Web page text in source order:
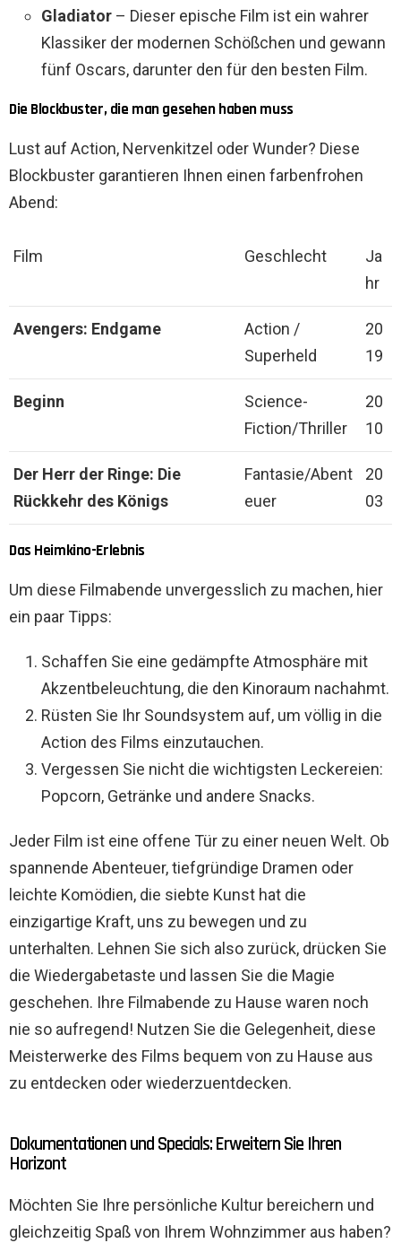
Gladiator – Dieser epische Film ist ein wahrer
Klassiker der modernen Schößchen und gewann
fünf Oscars, darunter den für den besten Film.
Die Blockbuster, die man gesehen haben muss
Lust auf Action, Nervenkitzel oder Wunder? Diese
Blockbuster garantieren Ihnen einen farbenfrohen
Abend:
Film Geschlecht
Ja
hr
Avengers: Endgame
Action /
Superheld
20
19
Beginn
Science-
Fiction/Thriller
20
10
Der Herr der Ringe: Die
Rückkehr des Königs
Fantasie/Abent
euer
20
03
Das Heimkino-Erlebnis
Um diese Filmabende unvergesslich zu machen, hier
ein paar Tipps:
Schaffen Sie eine gedämpfte Atmosphäre mit
Akzentbeleuchtung, die den Kinoraum nachahmt.
Rüsten Sie Ihr Soundsystem auf, um völlig in die
Action des Films einzutauchen.
Vergessen Sie nicht die wichtigsten Leckereien:
Popcorn, Getränke und andere Snacks.
Jeder Film ist eine offene Tür zu einer neuen Welt. Ob
spannende Abenteuer, tiefgründige Dramen oder
leichte Komödien, die siebte Kunst hat die
einzigartige Kraft, uns zu bewegen und zu
unterhalten. Lehnen Sie sich also zurück, drücken Sie
die Wiedergabetaste und lassen Sie die Magie
geschehen. Ihre Filmabende zu Hause waren noch
nie so aufregend! Nutzen Sie die Gelegenheit, diese
Meisterwerke des Films bequem von zu Hause aus
zu entdecken oder wiederzuentdecken.
Dokumentationen und Specials: Erweitern Sie Ihren
Horizont
Möchten Sie Ihre persönliche Kultur bereichern und
gleichzeitig Spaß von Ihrem Wohnzimmer aus haben?